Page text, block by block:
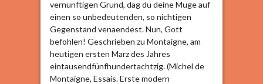
vernunftigen Grund, dag du deine Muge auf
einen so unbedeutenden, so nichtigen
Gegenstand venaendest. Nun, Gott
befohlen! Geschrieben zu Montaigne, am
heutigen ersten Marz des Jahres
eintausendfünfhundertachtzig. (Michel de
Montaigne, Essais. Erste modern